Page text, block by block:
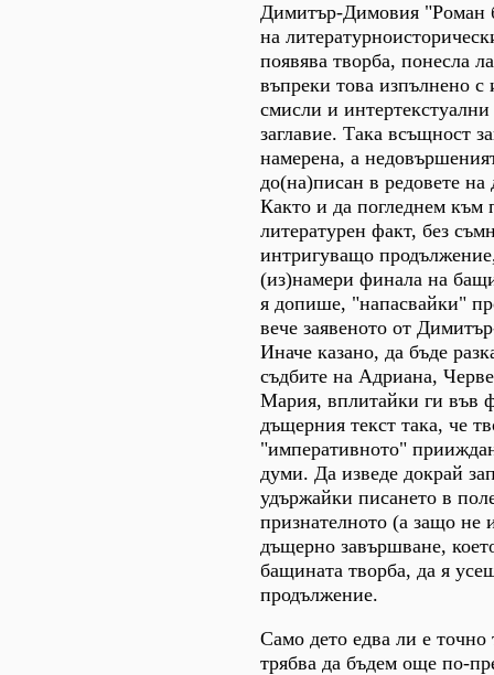
Димитър-Димовия "Роман
на
появява творба, понесла
въпреки това изпълнено
смисли и
заглавие. Така всъщност
намерена, а
до(на)писан в редовете
Както и да погледнем към
литературен факт, без
интригуващо
(из)намери финала на
я допише, "напасвайки"
вече заявеното от
Иначе казано, да бъде
съдбите на Адриана,
Мария, вплитайки ги във
дъщерния текст така, че
"императивното"
думи. Да изведе докрай
удържайки писането в
признателното (а защо не
дъщерно завършване,
бащината творба, да я
продължение.
Само дето едва ли е
трябва да бъдем още по-